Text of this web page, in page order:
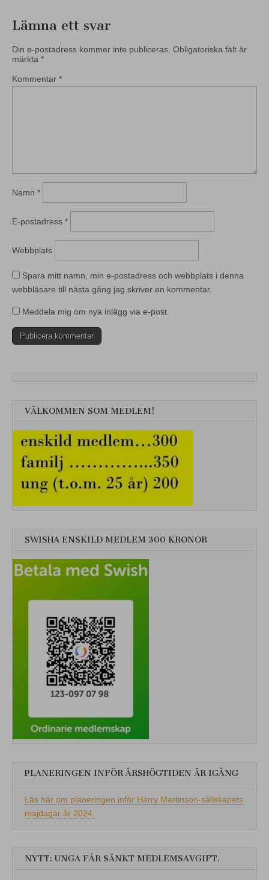
Lämna ett svar
Din e-postadress kommer inte publiceras. Obligatoriska fält är
märkta *
Kommentar *
Namn *
E-postadress *
Webbplats
Spara mitt namn, min e-postadress och webbplats i denna
webbläsare till nästa gång jag skriver en kommentar.
Meddela mig om nya inlägg via e-post.
VÄLKOMMEN SOM MEDLEM!
SWISHA ENSKILD MEDLEM 300 KRONOR
PLANERINGEN INFÖR ÅRSHÖGTIDEN ÄR IGÅNG
Läs här om planeringen inför Harry Martinson-sällskapets
majdagar år 2024.
NYTT: UNGA FÅR SÄNKT MEDLEMSAVGIFT.